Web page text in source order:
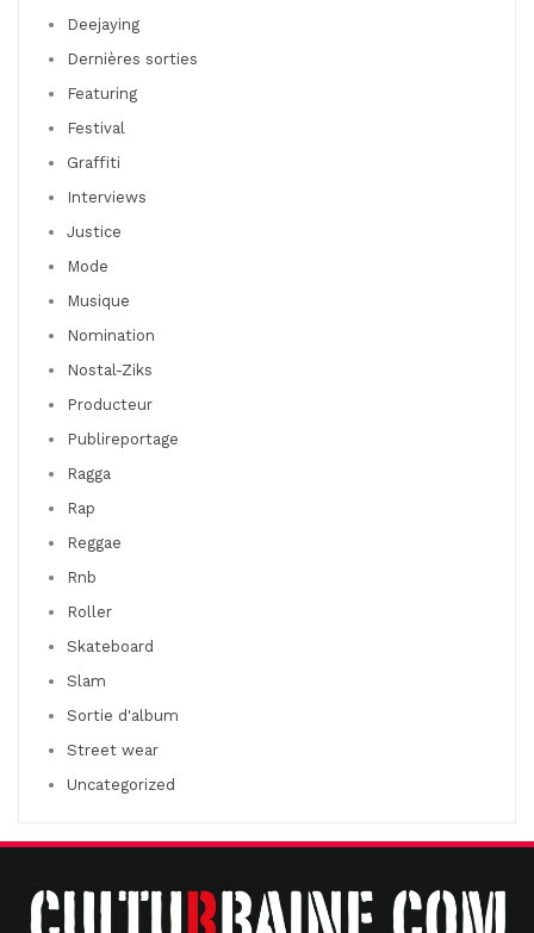
Deejaying
Dernières sorties
Featuring
Festival
Graffiti
Interviews
Justice
Mode
Musique
Nomination
Nostal-Ziks
Producteur
Publireportage
Ragga
Rap
Reggae
Rnb
Roller
Skateboard
Slam
Sortie d'album
Street wear
Uncategorized